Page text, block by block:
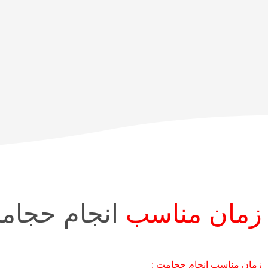
زمان مناسب انجام
زمان مناسب انجام حجامت :